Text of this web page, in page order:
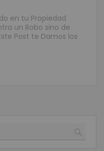
en tu Propiedad
un Robo sino de
Post te Damos los